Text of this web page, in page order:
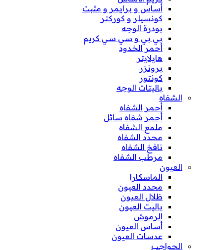
أساس و برايمر و مثبت
كونسيلر و كوركتر
بودرة الوجه
بي بي و سي سي كريم
أحمر الخدود
هايلايتر
برونزر
كونتور
باليتات الوجه
الشفاه
أحمر الشفاه
أحمر شفاه سائل
ملمع الشفاه
محدد الشفاه
نافخ الشفاه
مرطب الشفاه
العيون
الماسكارا
محدد العيون
ظلال العيون
باليت العيون
الرموش
أساس العيون
عدسات العيون
الحواجب